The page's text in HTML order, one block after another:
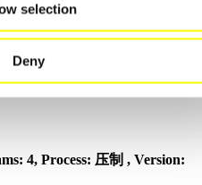
selection
Deny
Programs: 3, Process: 烧制 ,
4, Process: 压制 , Version: